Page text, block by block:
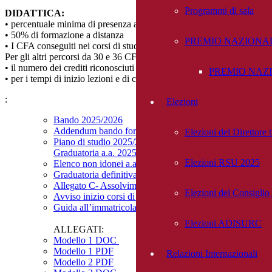
Programmi di sala
PREMIO
PREMIO
Elezioni
Elezioni del Direttore
Elezioni RSU 2025
Elezioni del
Elezioni ADISURC
Relazioni Internazionali
DIDATTICA:
• percentuale minima di presenza alle attività formative pari al 75%
• 50% di formazione a distanza
• I CFA conseguiti nei corsi di studio universitari o accademici, se
Per gli altri percorsi da 30 e 36 CFA si seguono le indicazioni
• il numero dei crediti riconosciuti non può essere superiore a 5 nel
• per i tempi di inizio lezioni e di conclusione dei corsi siamo in
:
Bando 2025/2026
Addendum bando formazione iniziale docenti
Piano di studio 2025/2026
Graduatoria a.a. 2025/2026 30 e 60 cfa
Elenco non idonei a.a. 2025/2026 30 e 60 cfa
Graduatoria definitiva ammessi a.a. 25/26
Allegato C- Assolvimento imposta di bollo
Avviso inizio corsi di formazione
Guida all’immatricolazione a Esse3
ALLEGATI:
Modello 1 DOC
Modello 1 PDF
Modello 2 PDF